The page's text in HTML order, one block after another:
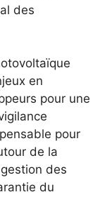
des
en
pour une
pour
de la
des
du